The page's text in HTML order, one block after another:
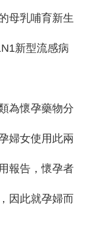
母乳哺育新生
新型流感病
為懷孕藥物分
婦女使用此兩
報告，懷孕者
因此就孕婦而